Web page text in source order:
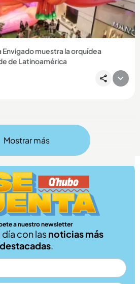
Noticia
Envigado muestra la orquídea
de Latinoamérica
Mostrar más
a nuestro newsletter
día con lasnoticias más
destacadas.